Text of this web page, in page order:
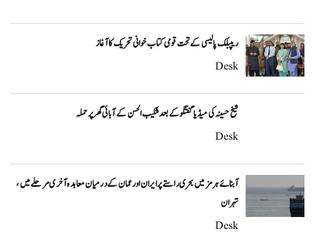
ریپبلک پالیسی کے تحت قومی کتاب خوانی تحریک کا آغاز
Desk
شیخ حسینہ کی میڈیا گفتگو کے بعد شکیب الحسن کے آبائی گھر پر حملہ
Desk
آبنائے ہرمز میں بحری راستے پر ایران اور عمان کے درمیان معاہدہ آخری مرحلے میں،
تہران
Desk